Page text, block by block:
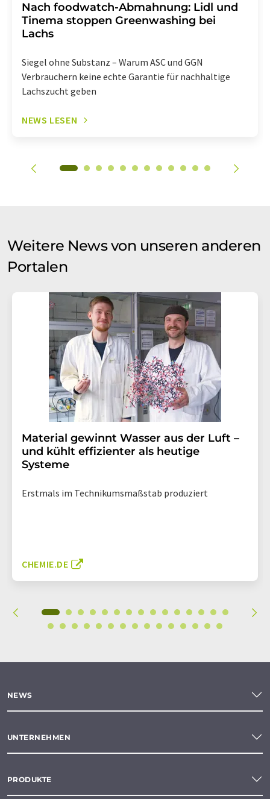
Nach foodwatch-Abmahnung: Lidl und
Tinema stoppen Greenwashing bei
Lachs
Siegel ohne Substanz – Warum ASC und GGN
Verbrauchern keine echte Garantie für nachhaltige
Lachszucht geben
NEWS LESEN
Weitere News von unseren anderen
Portalen
Material gewinnt Wasser aus der Luft –
und kühlt effizienter als heutige
Systeme
Erstmals im Technikumsmaßstab produziert
CHEMIE.DE
NEWS
UNTERNEHMEN
PRODUKTE